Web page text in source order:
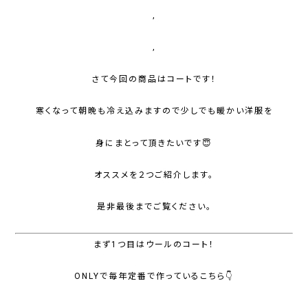
,
,
さて今回の商品はコートです！
寒くなって朝晩も冷え込みますので少しでも暖かい洋服を
身にまとって頂きたいです😇
オススメを２つご紹介します。
是非最後までご覧ください。
まず1つ目はウールのコート！
ONLYで毎年定番で作っているこちら👇